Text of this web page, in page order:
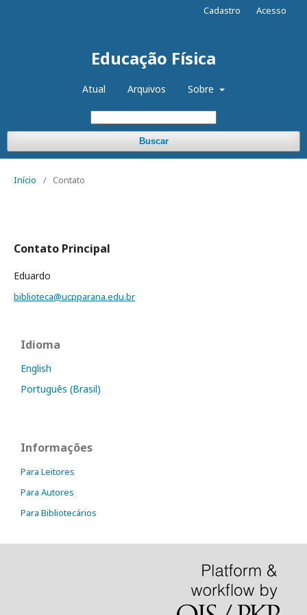
Educação Física
Atual Arquivos Sobre
Buscar
Cadastro Acesso
Início / Contato
Contato Principal
Eduardo
biblioteca@ucpparana.edu.br
Idioma
English
Português (Brasil)
Informações
Para Leitores
Para Autores
Para Bibliotecários